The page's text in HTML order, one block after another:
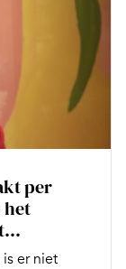
per
het
is er niet